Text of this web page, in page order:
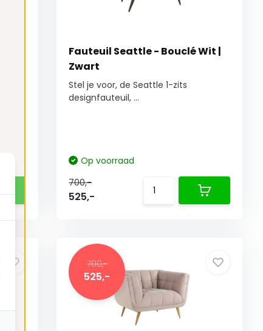
Fauteuil Seattle - Bouclé Wit |
Zwart
Stel je voor, de Seattle 1-zits
designfauteuil, ...
Op voorraad
700,-
525,-
700,-
525,-